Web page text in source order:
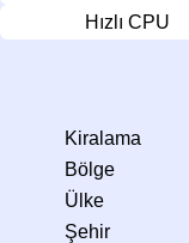
Hızlı CPU
Kiralama
Bölge
Ülke
Şehir